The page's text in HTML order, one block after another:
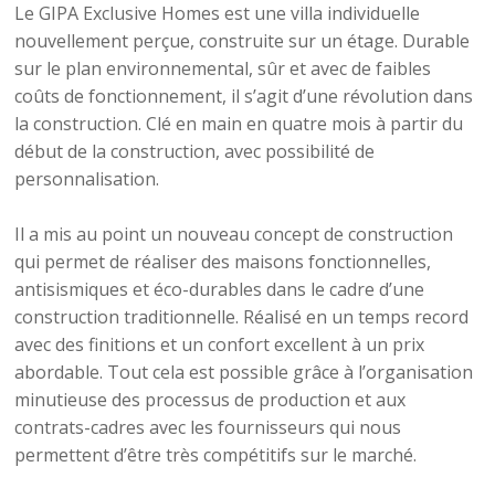
Le GIPA Exclusive Homes est une villa individuelle
nouvellement perçue, construite sur un étage. Durable
sur le plan environnemental, sûr et avec de faibles
coûts de fonctionnement, il s’agit d’une révolution dans
la construction. Clé en main en quatre mois à partir du
début de la construction, avec possibilité de
personnalisation.
Il a mis au point un nouveau concept de construction
qui permet de réaliser des maisons fonctionnelles,
antisismiques et éco-durables dans le cadre d’une
construction traditionnelle. Réalisé en un temps record
avec des finitions et un confort excellent à un prix
abordable. Tout cela est possible grâce à l’organisation
minutieuse des processus de production et aux
contrats-cadres avec les fournisseurs qui nous
permettent d’être très compétitifs sur le marché.